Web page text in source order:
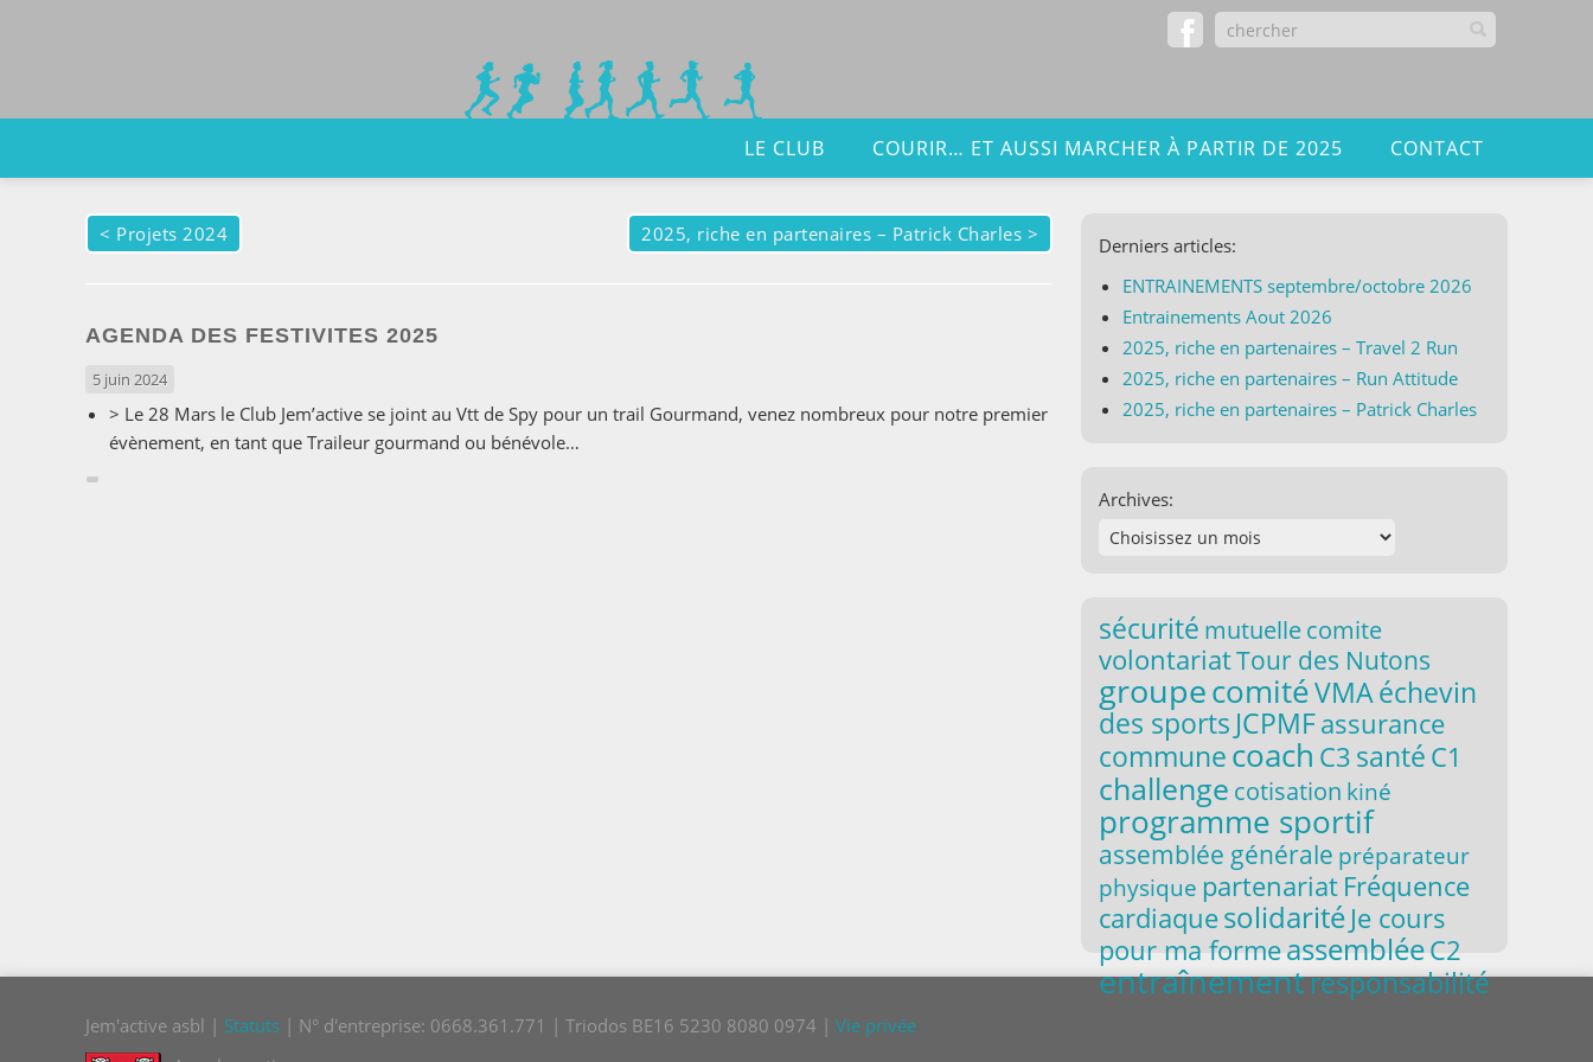
LE CLUB COURIR… ET AUSSI MARCHER À PARTIR DE 2025 CONTACT
< Projets 2024 2025, riche en partenaires – Patrick Charles >
AGENDA DES FESTIVITES 2025
5 juin 2024
> Le 28 Mars le Club Jem’active se joint au Vtt de Spy pour un trail Gourmand, venez nombreux pour notre premier
évènement, en tant que Traileur gourmand ou bénévole…
Derniers articles:
ENTRAINEMENTS septembre/octobre 2026
Entrainements Aout 2026
2025, riche en partenaires – Travel 2 Run
2025, riche en partenaires – Run Attitude
2025, riche en partenaires – Patrick Charles
Archives:
sécurité mutuellecomite
volontariatTour des Nutons
groupecomitéVMAéchevin
des sports JCPMFassurance
communecoach C3santé C1
challenge cotisation kiné
programme sportif
assemblée générale préparateur
physique partenariat Fréquence
cardiaquesolidarité Je cours
pour ma formeassembléeC2
entraînementresponsabilité
Jem'active asbl | Statuts | N° d'entreprise: 0668.361.771 | Triodos BE16 5230 8080 0974 | Vie privée